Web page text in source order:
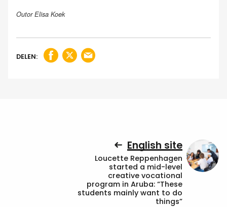
Outor Elisa Koek
DELEN:
English site
Loucette Reppenhagen
started a mid-level
creative vocational
program in Aruba: “These
students mainly want to do
things”